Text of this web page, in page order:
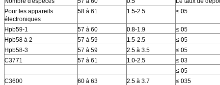
Pour les appareils
électroniques
58 à 61 1.5-2.5 ≤ 05
Hpb59-1 57 à 60 0.8-1.9
≤ 05
Hpb58 à 2
57 à 59 1.5-2.5
≤ 05
Hpb58-3
57 à 59 2.5 à 3.5
≤ 05
C3771
57 à 61 1.0-2.5
≤ 03
≤ 05
C3600
60 à 63 2.5 à 3.7 ≤ 035